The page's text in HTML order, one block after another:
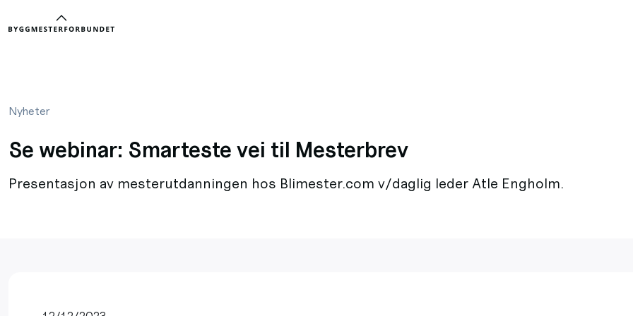
Nyheter
Se webinar: Smarteste vei til Mesterbrev
Presentasjon av mesterutdanningen hos Blimester.com v/daglig leder Atle Engholm.